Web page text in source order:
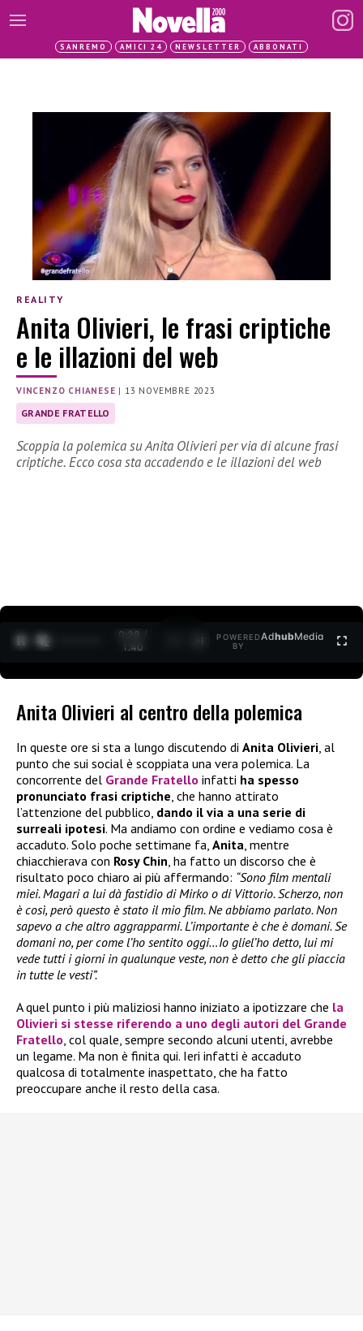
SANREMO AMICI 24 NEWSLETTER ABBONATI
REALITY
Anita Olivieri, le frasi criptiche
e le illazioni del web
VINCENZO CHIANESE | 13 NOVEMBRE 2023
GRANDE FRATELLO
Scoppia la polemica su Anita Olivieri per via di alcune frasi
criptiche. Ecco cosa sta accadendo e le illazioni del web
0:29 /
1:40
POWERED
BY
AdhubMedia
Anita Olivieri al centro della polemica
In queste ore si sta a lungo discutendo di Anita Olivieri, al
punto che sui social è scoppiata una vera polemica. La
concorrente del Grande Fratello infatti ha spesso
pronunciato frasi criptiche, che hanno attirato
l’attenzione del pubblico, dando il via a una serie di
surreali ipotesi. Ma andiamo con ordine e vediamo cosa è
accaduto. Solo poche settimane fa, Anita, mentre
chiacchierava con Rosy Chin, ha fatto un discorso che è
risultato poco chiaro ai più affermando: “Sono film mentali
miei. Magari a lui dà fastidio di Mirko o di Vittorio. Scherzo, non
è così, però questo è stato il mio film. Ne abbiamo parlato. Non
sapevo a che altro aggrapparmi. L’importante è che è domani. Se
domani no, per come l’ho sentito oggi…Io gliel’ho detto, lui mi
vede tutti i giorni in qualunque veste, non è detto che gli piaccia
in tutte le vesti”.
A quel punto i più maliziosi hanno iniziato a ipotizzare che la
Olivieri si stesse riferendo a uno degli autori del Grande
Fratello, col quale, sempre secondo alcuni utenti, avrebbe
un legame. Ma non è finita qui. Ieri infatti è accaduto
qualcosa di totalmente inaspettato, che ha fatto
preoccupare anche il resto della casa.